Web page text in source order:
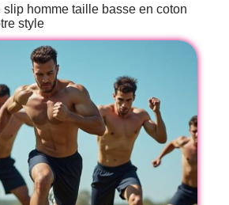
slip homme taille basse en coton
style